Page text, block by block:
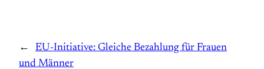
←
EU-Initiative: Gleiche Bezahlung für Frauen
und Männer